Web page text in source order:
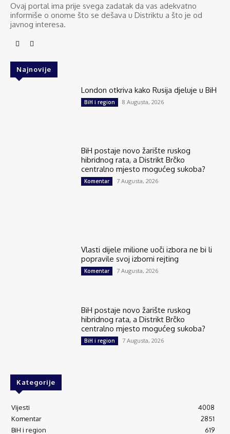
Ovaj portal ima prije svega zadatak da vas adekvatno
informiše o onome što se dešava u Distriktu a što je od
javnog interesa.
Najnovije
London otkriva kako Rusija djeluje u BiH
BiH i region 8 Augusta, 2026
BiH postaje novo žarište ruskog
hibridnog rata, a Distrikt Brčko
centralno mjesto mogućeg sukoba?
Komentar 7 Augusta, 2026
Vlasti dijele milione uoči izbora ne bi li
popravile svoj izborni rejting
Komentar 7 Augusta, 2026
BiH postaje novo žarište ruskog
hibridnog rata, a Distrikt Brčko
centralno mjesto mogućeg sukoba?
BiH i region 7 Augusta, 2026
Kategorije
Vijesti
4008
Komentar
2851
BiH i region
619